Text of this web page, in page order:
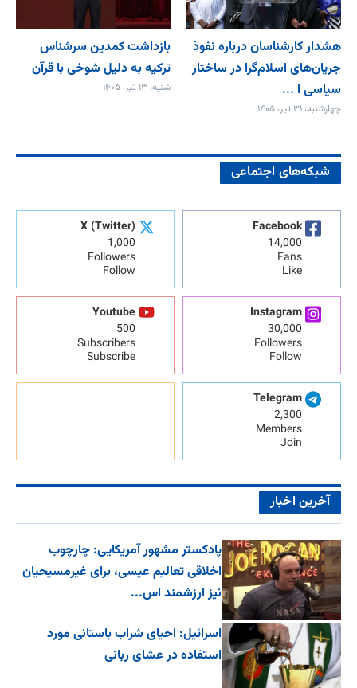
هشدار کارشناسان درباره نفوذ
جریان‌های اسلام‌گرا در ساختار
سیاسی ا ...
چهارشنبه، ۳۱ تیر، ۱۴۰۵
بازداشت کمدین سرشناس
ترکیه به دلیل شوخی با قرآن
شنبه، ۱۳ تیر، ۱۴۰۵
شبکه‌های اجتماعی
Facebook
14,000
Fans
Like
X (Twitter)
1,000
Followers
Follow
Instagram
30,000
Followers
Follow
Youtube
500
Subscribers
Subscribe
Telegram
2,300
Members
Join
آخرین اخبار
پادکستر مشهور آمریکایی: چارچوب
اخلاقی تعالیم عیسی، برای غیرمسیحیان
نیز ارزشمند اس...
اسرائیل: احیای شراب باستانی مورد
استفاده در عشای ربانی